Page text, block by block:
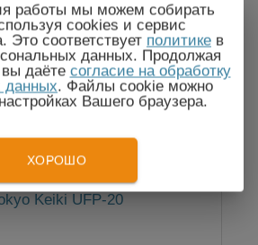
По запросу
работы мы можем собирать
cookies и сервис
Это соответствует политике в
данных. Продолжая
даёте согласие на обработку
данных. Файлы cookie можно
Вашего браузера.
ХОРОШО